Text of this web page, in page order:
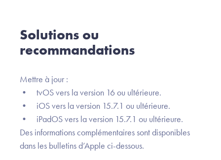
Solutions ou
recommandations
Mettre à jour :
• tvOS vers la version 16 ou ultérieure.
• iOS vers la version 15.7.1 ou ultérieure.
• iPadOS vers la version 15.7.1 ou ultérieure.
Des informations complémentaires sont disponibles
dans les bulletins d’Apple ci-dessous.